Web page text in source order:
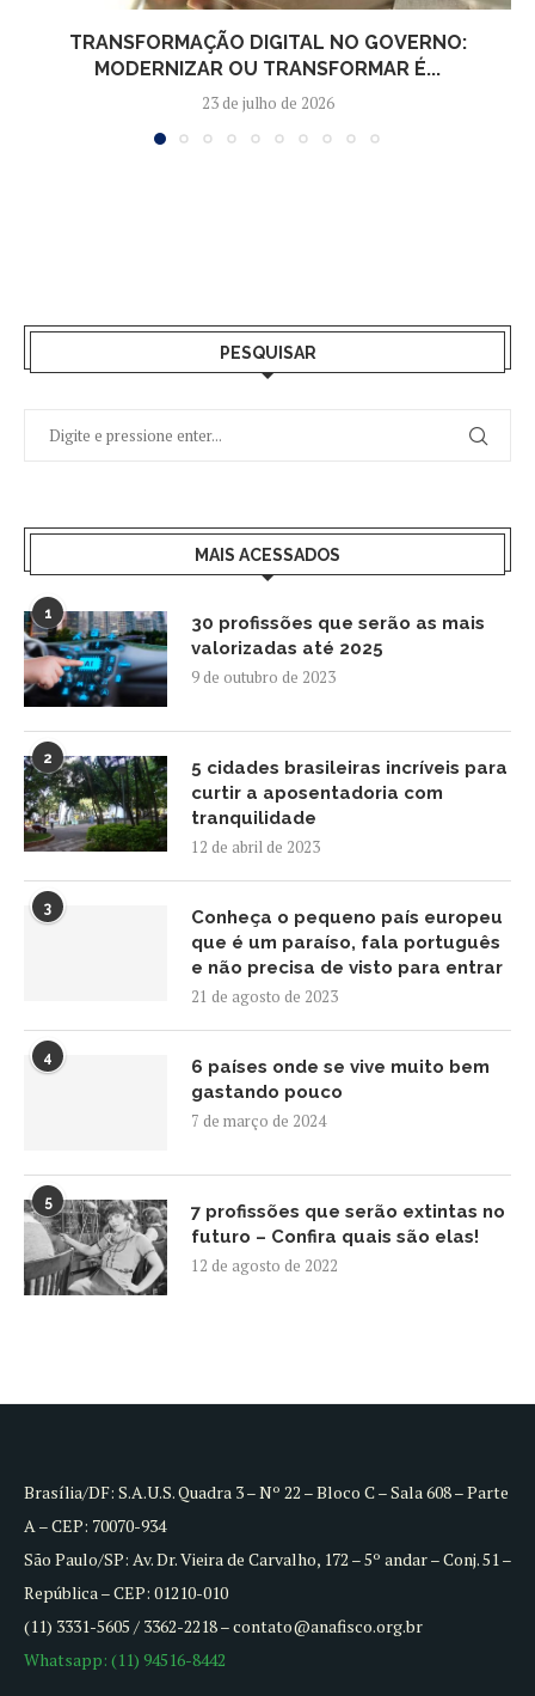
TRANSFORMAÇÃO DIGITAL NO GOVERNO:
MODERNIZAR OU TRANSFORMAR É...
23 de julho de 2026
PESQUISAR
MAIS ACESSADOS
1
30 profissões que serão as mais
valorizadas até 2025
9 de outubro de 2023
2
5 cidades brasileiras incríveis para
curtir a aposentadoria com
tranquilidade
12 de abril de 2023
3
Conheça o pequeno país europeu
que é um paraíso, fala português
e não precisa de visto para entrar
21 de agosto de 2023
4
6 países onde se vive muito bem
gastando pouco
7 de março de 2024
5
7 profissões que serão extintas no
futuro – Confira quais são elas!
12 de agosto de 2022
Brasília/DF: S.A.U.S. Quadra 3 – Nº 22 – Bloco C – Sala 608 – Parte
A – CEP: 70070-934
São Paulo/SP: Av. Dr. Vieira de Carvalho, 172 – 5º andar – Conj. 51 –
República – CEP: 01210-010
(11) 3331-5605 / 3362-2218 – contato@anafisco.org.br
Whatsapp: (11) 94516-8442